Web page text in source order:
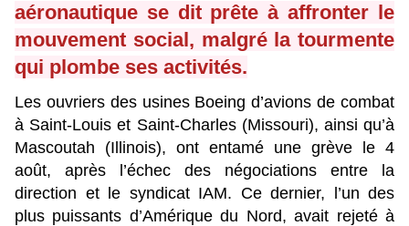
aéronautique se dit prête à affronter le
mouvement social, malgré la tourmente
qui plombe ses activités.
Les ouvriers des usines Boeing d’avions de combat
à Saint-Louis et Saint-Charles (Missouri), ainsi qu’à
Mascoutah (Illinois), ont entamé une grève le 4
août, après l’échec des négociations entre la
direction et le syndicat IAM. Ce dernier, l’un des
plus puissants d’Amérique du Nord, avait rejeté à